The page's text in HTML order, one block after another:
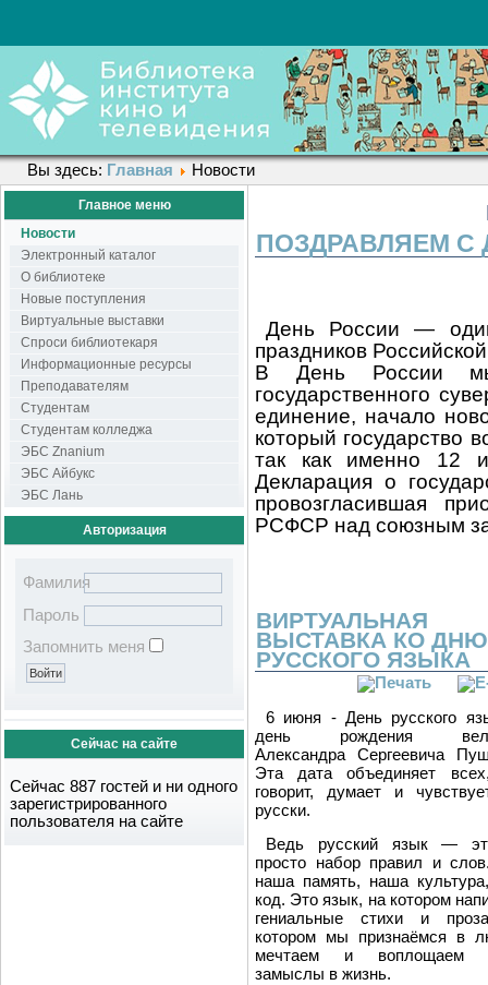
Вы здесь: Главная Новости
Главное меню
Новости
Электронный каталог
О библиотеке
Новые поступления
Виртуальные выставки
Спроси библиотекаря
Информационные ресурсы
Преподавателям
Студентам
Студентам колледжа
ЭБС Znanium
ЭБС Айбукс
ЭБС Лань
Авторизация
Фамилия
Пароль
Запомнить меня
Сейчас на сайте
Сейчас 887 гостей и ни одного
зарегистрированного
пользователя на сайте
ПОЗДРАВЛЯЕМ С
День России —
праздников
В День России мы
государственного
единение, начало
который государство
так как именно 12
Декларация о
провозгласившая
РСФСР над союзным
ВИРТУАЛЬНАЯ
ВЫСТАВКА КО ДНЮ
РУССКОГО ЯЗЫКА
6 июня - День русского
день рождения
Александра Сергеевича
Эта дата объединяет
говорит, думает и
русски.
Ведь русский язык —
просто набор правил и
наша память, наша
код. Это язык, на котором
гениальные стихи и
котором мы признаёмся в
мечтаем и воплощаем
замыслы в жизнь.